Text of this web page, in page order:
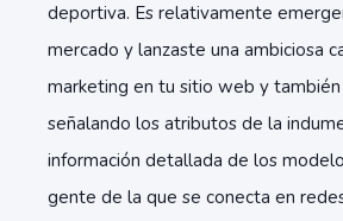
deportiva. Es relativamente
mercado y lanzaste una ambiciosa
marketing en tu sitio web y también
señalando los atributos de la
información detallada de los
gente de la que se conecta en